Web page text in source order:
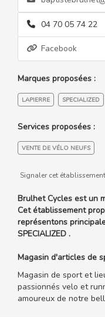
04 70 05 74 22
Facebook
Marques proposées :
LAPIERRE SPECIALIZED
Services proposées :
VENTE DE VÉLO NEUFS
Signaler cet établissement
Brulhet Cycles est un
Cet établissement
représentons
SPECIALIZED .
Magasin d'articles de
Magasin de sport et
passionnés velo et
amoureux de notre